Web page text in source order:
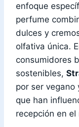
enfoque
perfume
dulces y
olfativa única.
consumidores
sostenibles,
por ser
que han
recepción en